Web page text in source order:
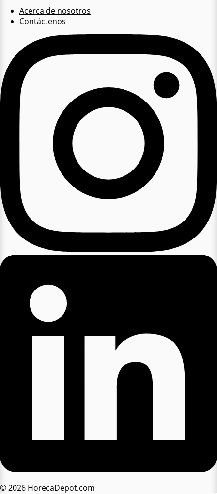
Acerca de nosotros
Contáctenos
© 2026 HorecaDepot.com